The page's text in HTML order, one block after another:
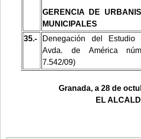
GERENCIA DE
MUNICIPALES
35.-
Denegación del
Avda. de América
7.542/09)
Granada, a 28 de
EL